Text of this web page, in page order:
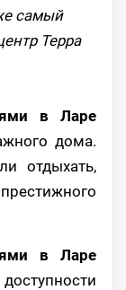
самый
Терра
в Ларе
дома.
отдыхать,
в Ларе